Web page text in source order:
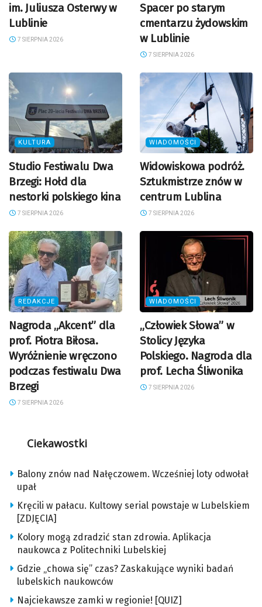
im. Juliusza Osterwy w
Lublinie
7 SIERPNIA 2026
Spacer po starym
cmentarzu żydowskim
w Lublinie
7 SIERPNIA 2026
KULTURA
Studio Festiwalu Dwa
Brzegi: Hołd dla
nestorki polskiego kina
7 SIERPNIA 2026
WIADOMOŚCI
Widowiskowa podróż.
Sztukmistrze znów w
centrum Lublina
7 SIERPNIA 2026
REDAKCJE
Nagroda „Akcent” dla
prof. Piotra Biłosa.
Wyróżnienie wręczono
podczas festiwalu Dwa
Brzegi
7 SIERPNIA 2026
WIADOMOŚCI
„Człowiek Słowa” w
Stolicy Języka
Polskiego. Nagroda dla
prof. Lecha Śliwonika
7 SIERPNIA 2026
Ciekawostki
Balony znów nad Nałęczowem. Wcześniej loty odwołał
upał
Kręcili w pałacu. Kultowy serial powstaje w Lubelskiem
[ZDJĘCIA]
Kolory mogą zdradzić stan zdrowia. Aplikacja
naukowca z Politechniki Lubelskiej
Gdzie „chowa się” czas? Zaskakujące wyniki badań
lubelskich naukowców
Najciekawsze zamki w regionie! [QUIZ]